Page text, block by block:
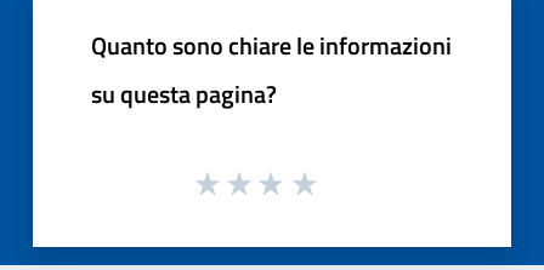
Quanto sono chiare le informazioni
su questa pagina?